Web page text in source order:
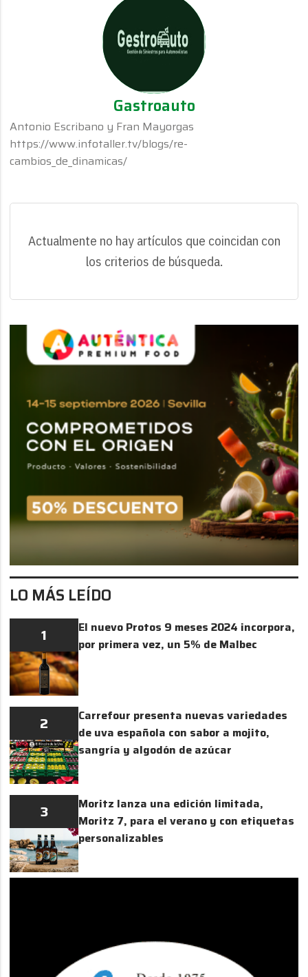
Gastroauto
Antonio Escribano y Fran Mayorgas
https://www.infotaller.tv/blogs/re-
cambios_de_dinamicas/
Actualmente no hay artículos que coincidan con
los criterios de búsqueda.
LO MÁS LEÍDO
1
El nuevo Protos 9 meses 2024 incorpora,
por primera vez, un 5% de Malbec
2
Carrefour presenta nuevas variedades
de uva española con sabor a mojito,
sangría y algodón de azúcar
3
Moritz lanza una edición limitada,
Moritz 7, para el verano y con etiquetas
personalizables